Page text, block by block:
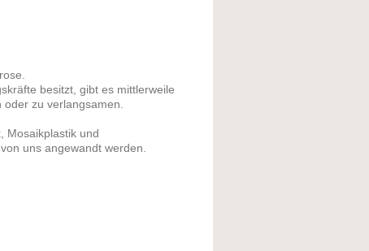
besitzt, gibt es mittlerweile
zu verlangsamen.
Mosaikplastik und
uns angewandt werden.